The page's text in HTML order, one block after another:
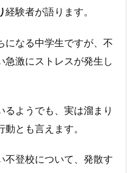
経験者が語ります。
になる中学生ですが、不
急激にストレスが発生し
ようでも、実は溜まり
とも言えます。
不登校について、発散す